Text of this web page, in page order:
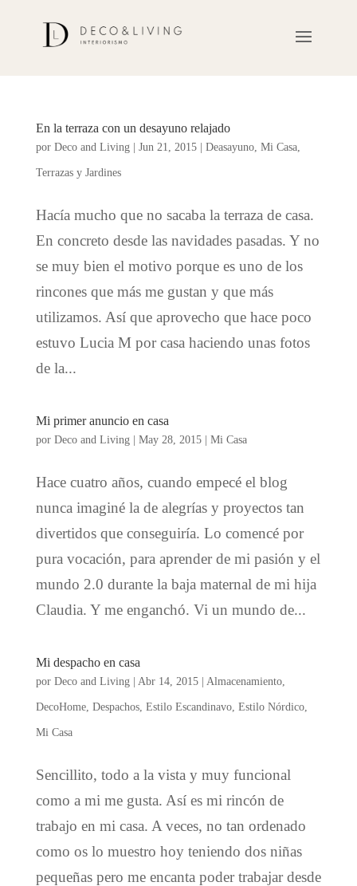
En la terraza con un desayuno relajado
por Deco and Living| Jun 21, 2015| Deasayuno, Mi Casa,
Terrazas y Jardines
Hacía mucho que no sacaba la terraza de casa.
En concreto desde las navidades pasadas. Y no
se muy bien el motivo porque es uno de los
rincones que más me gustan y que más
utilizamos. Así que aprovecho que hace poco
estuvo Lucia M por casa haciendo unas fotos
de la...
Mi primer anuncio en casa
por Deco and Living| May 28, 2015| Mi Casa
Hace cuatro años, cuando empecé el blog
nunca imaginé la de alegrías y proyectos tan
divertidos que conseguiría. Lo comencé por
pura vocación, para aprender de mi pasión y el
mundo 2.0 durante la baja maternal de mi hija
Claudia. Y me enganchó. Vi un mundo de...
Mi despacho en casa
por Deco and Living| Abr 14, 2015| Almacenamiento,
DecoHome, Despachos, Estilo Escandinavo, Estilo Nórdico,
Mi Casa
Sencillito, todo a la vista y muy funcional
como a mi me gusta. Así es mi rincón de
trabajo en mi casa. A veces, no tan ordenado
como os lo muestro hoy teniendo dos niñas
pequeñas pero me encanta poder trabajar desde